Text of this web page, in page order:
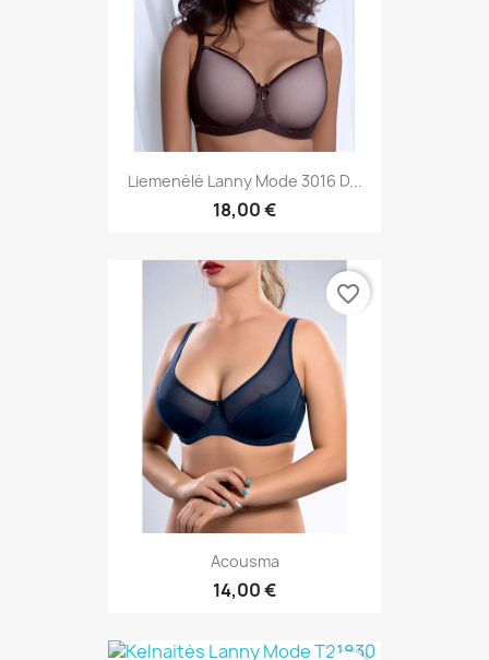
Liemenėlė Lanny Mode 3016 D...
18,00 €
Acousma
14,00 €
favorite_border